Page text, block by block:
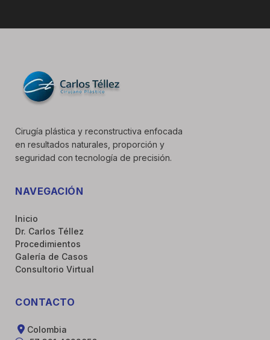
Cirugía plástica y reconstructiva enfocada
en resultados naturales, proporción y
seguridad con tecnología de precisión.
NAVEGACIÓN
Inicio
Dr. Carlos Téllez
Procedimientos
Galería de Casos
Consultorio Virtual
CONTACTO
Colombia